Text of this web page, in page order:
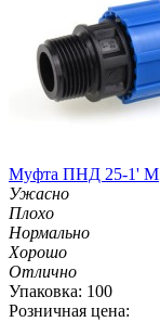
Муфта ПНД 25-1' M
Ужасно
Плохо
Нормально
Хорошо
Отлично
Упаковка: 100
Розничная цена: